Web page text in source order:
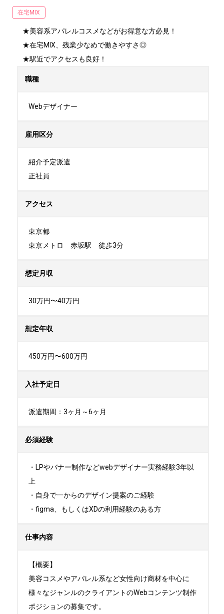
在宅MIX
★美容系アパレルコスメなどがお得意な方必見！
★在宅MIX、残業少なめで働きやすさ◎
★駅近でアクセスも良好！
職種
Webデザイナー
雇用区分
紹介予定派遣
正社員
アクセス
東京都
東京メトロ　赤坂駅　徒歩3分
想定月収
30万円〜40万円
想定年収
450万円〜600万円
入社予定日
派遣期間：3ヶ月～6ヶ月
必須経験
・LPやバナー制作などwebデザイナー実務経験3年以
上
・自身で一からのデザイン提案のご経験
・figma、もしくはXDの利用経験のある方
仕事内容
【概要】
美容コスメやアパレル系など女性向け商材を中心に
様々なジャンルのクライアントのWebコンテンツ制作
ポジションの募集です。